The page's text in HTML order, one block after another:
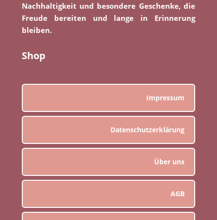
Nachhaltigkeit und besondere Geschenke, die
Freude bereiten und lange in Erinnerung
bleiben.
Shop
Impressum
Datenschutzerklärung
Über uns
AGB